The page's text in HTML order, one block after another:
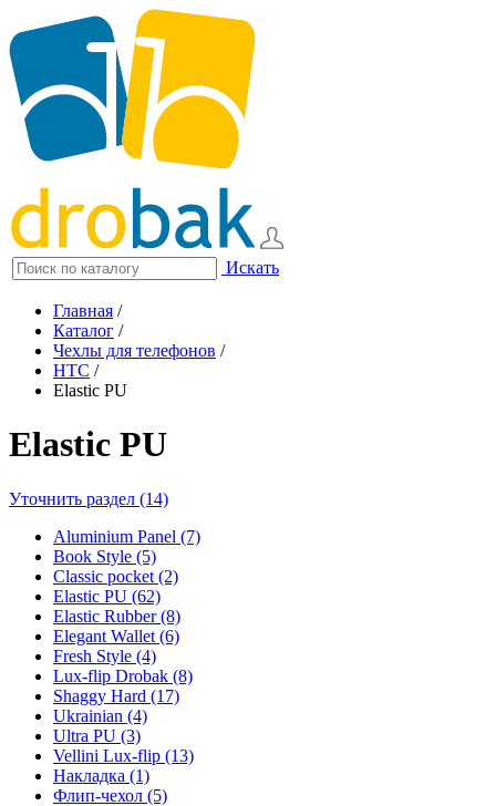
Искать
Главная /
Каталог /
Чехлы для телефонов /
HTC /
Elastic PU
Elastic PU
Уточнить раздел (14)
Aluminium Panel (7)
Book Style (5)
Classic pocket (2)
Elastic PU (62)
Elastic Rubber (8)
Elegant Wallet (6)
Fresh Style (4)
Lux-flip Drobak (8)
Shaggy Hard (17)
Ukrainian (4)
Ultra PU (3)
Vellini Lux-flip (13)
Накладка (1)
Флип-чехол (5)